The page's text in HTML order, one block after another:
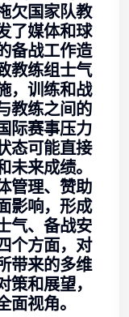
欠国家队教
了媒体和球
备战工作造
教练组士气
，训练和战
教练之间的
际赛事压力
态可能直接
来成绩。
管理、赞助
影响，形成
气、备战安
个方面，对
带来的多维
和展望，
视角。